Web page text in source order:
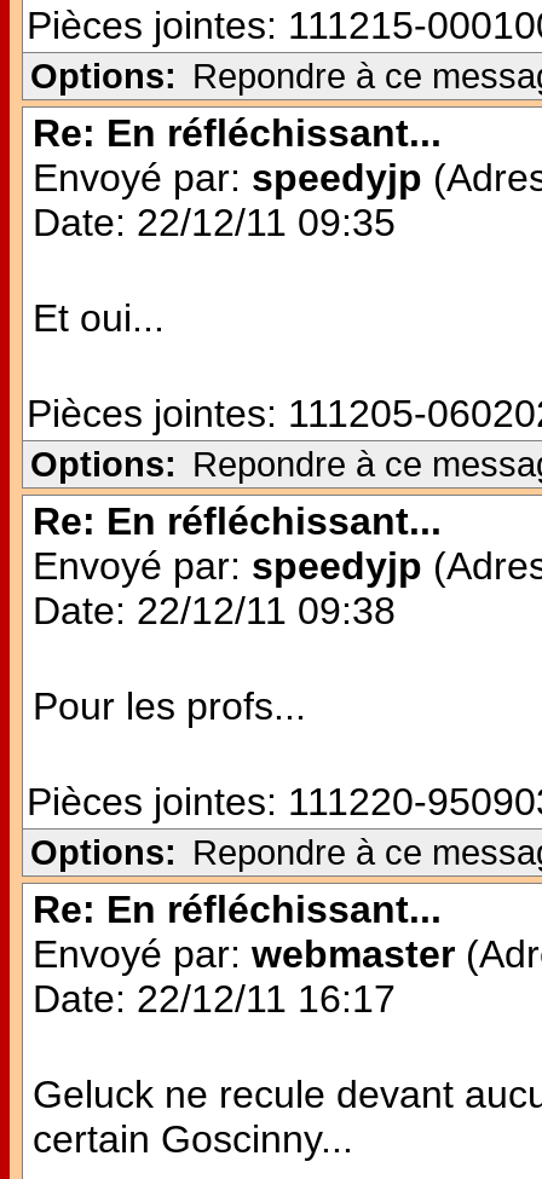
Pièces jointes: 111215-
Options: Repondre à ce
Re: En réfléchissant...
Envoyé par: speedyjp
Date: 22/12/11 09:35
Et oui...
Pièces jointes: 111205-
Options: Repondre à ce
Re: En réfléchissant...
Envoyé par: speedyjp
Date: 22/12/11 09:38
Pour les profs...
Pièces jointes: 111220-
Options: Repondre à ce
Re: En réfléchissant...
Envoyé par: webmaster
Date: 22/12/11 16:17
Geluck ne recule devant
certain Goscinny...